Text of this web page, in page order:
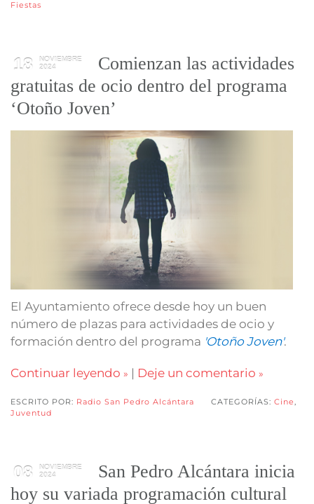
Fiestas
18
NOVIEMBRE
2024
Comienzan las actividades
gratuitas de ocio dentro del programa
‘Otoño Joven’
El Ayuntamiento ofrece desde hoy un buen
número de plazas para actividades de ocio y
formación dentro del programa 'Otoño Joven'.
Continuar leyendo | Deje un comentario
ESCRITO POR: Radio San Pedro Alcántara CATEGORÍAS: Cine
Juventud
08
NOVIEMBRE
2024
San Pedro Alcántara inicia
hoy su variada programación cultural